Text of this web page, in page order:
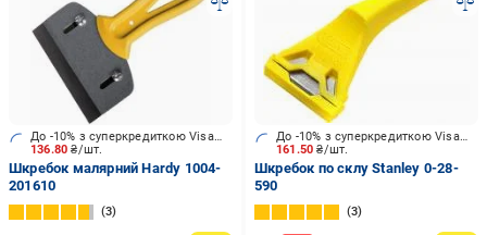
136.80₴/шт.
До -10% з суперкредиткою Visa Вигода
Шкребок малярний Hardy 1004-
201610
3
161.50₴/шт.
До -10% з суперкредиткою Visa Вигода
Шкребок по склу Stanley 0-28-
590
3